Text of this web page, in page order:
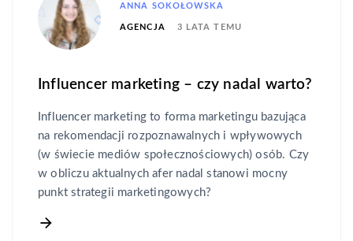
ANNA SOKOŁOWSKA
AGENCJA 3 LATA TEMU
Influencer marketing – czy nadal warto?
Influencer marketing to forma marketingu bazująca
na rekomendacji rozpoznawalnych i wpływowych
(w świecie mediów społecznościowych) osób. Czy
w obliczu aktualnych afer nadal stanowi mocny
punkt strategii marketingowych?